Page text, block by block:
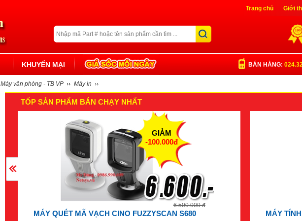
Trang chủ Giới
Đăng
KHUYẾN MẠI BÁN HÀNG:
Máy văn phòng - TB VP Máy in
TỐP SẢN PHẨM BÁN CHẠY NHẤT
MÁY QUÉT MÃ VẠCH CINO FUZZYSCAN S680
6.500.000 đ
GIẢM
-100.000đ
MÁY